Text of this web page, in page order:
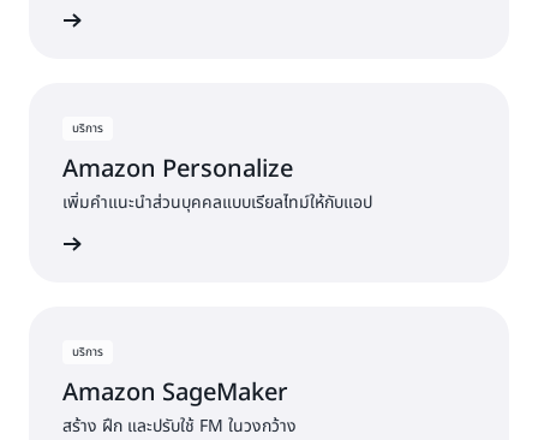
บริการ
Amazon Personalize
เพิ่มคำแนะนำส่วนบุคคลแบบเรียลไทม์ให้กับแอป
บริการ
Amazon SageMaker
สร้าง ฝึก และปรับใช้ FM ในวงกว้าง